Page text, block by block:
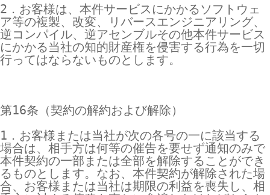
2．お客様は、本件サービスにかかるソフトウェ
ア等の複製、改変、リバースエンジニアリング、
逆コンパイル、逆アセンブルその他本件サービス
にかかる当社の知的財産権を侵害する行為を一切
行ってはならないものとします。
第16条（契約の解約および解除）
1．お客様または当社が次の各号の一に該当する
場合は、相手方は何等の催告を要せず通知のみで
本件契約の一部または全部を解除することができ
るものとします。なお、本件契約が解除された場
合、お客様または当社は期限の利益を喪失し、相